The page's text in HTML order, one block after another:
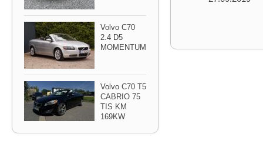
Volvo C70
2.4 D5
MOMENTUM
Volvo C70 T5
CABRIO 75
TIS KM
169KW